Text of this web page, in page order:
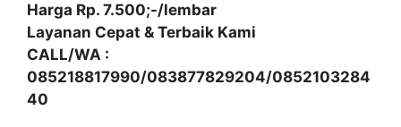
Harga Rp. 7.500;-/lembar
Layanan Cepat & Terbaik Kami
CALL/WA :
085218817990/083877829204/0852103284
40